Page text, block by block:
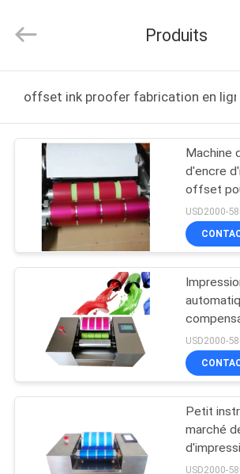
MAISON
PRODUITS
VIDÉOS
SUJET
NOUS
VISITE
D'USINE
CONTRÔLE
Technology
Reserved.
Produits
offset ink proofer fabrication en ligne
Machine
d'encre
offset
de papier
de
d'encre
Proofer
Petit
marché
d'encre